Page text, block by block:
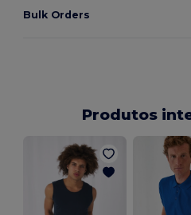
Bulk Orders
Produtos